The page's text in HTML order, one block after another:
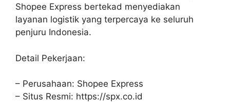
Shopee Express bertekad menyediakan
layanan logistik yang terpercaya ke seluruh
penjuru Indonesia.
Detail Pekerjaan:
– Perusahaan: Shopee Express
– Situs Resmi: https://spx.co.id